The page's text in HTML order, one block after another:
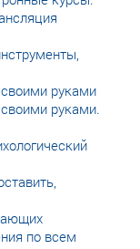
руками
руками.
по всем